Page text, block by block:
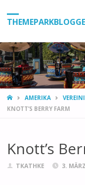
HOMEAMERIKA
KNOTT’S BERRY FARM
Knott’s
TKATHKE 3.